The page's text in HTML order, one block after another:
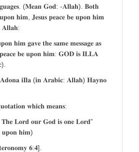
(𝐌𝐞𝐚𝐧 𝐆𝐨𝐝: -𝐀𝐥𝐥𝐚𝐡). 𝐁𝐨𝐭𝐡
𝐡𝐢𝐦, 𝐉𝐞𝐬𝐮𝐬 𝐩𝐞𝐚𝐜𝐞 𝐛𝐞 𝐮𝐩𝐨𝐧 𝐡𝐢𝐦
𝐡𝐢𝐦 𝐠𝐚𝐯𝐞 𝐭𝐡𝐞 𝐬𝐚𝐦𝐞 𝐦𝐞𝐬𝐬𝐚𝐠𝐞 𝐚𝐬
𝐛𝐞 𝐮𝐩𝐨𝐧 𝐡𝐢𝐦: 𝐆𝐎𝐃 𝐢𝐬 𝐈𝐋𝐋𝐀
𝐢𝐈𝐥𝐚 (𝐢𝐧 𝐀𝐫𝐚𝐛𝐢𝐜: 𝐀𝐥𝐥𝐚𝐡) 𝐇𝐚𝐲𝐧𝐨
𝐰𝐡𝐢𝐜𝐡 𝐦𝐞𝐚𝐧𝐬:
𝐓𝐡𝐞 𝐋𝐨𝐫𝐝 𝐨𝐮𝐫 𝐆𝐨𝐝 𝐢𝐬 𝐨𝐧𝐞 𝐋𝐨𝐫𝐝”
𝐮𝐩𝐨𝐧 𝐡𝐢𝐦)
𝟔:𝟒].